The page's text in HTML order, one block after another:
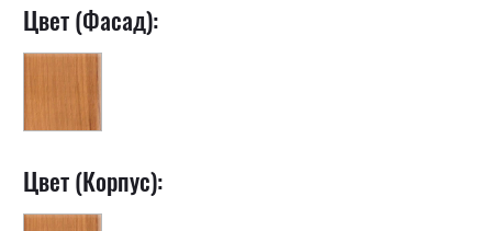
Цвет (Фасад):
Цвет (Корпус):